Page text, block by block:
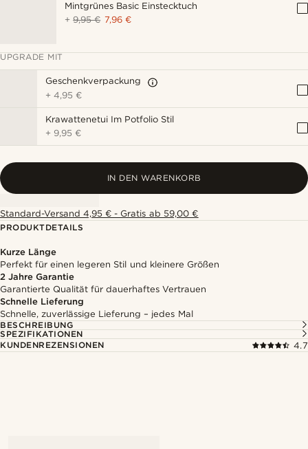
Mintgrünes Basic Einstecktuch
+9,95 € 7,96 €
UPGRADE MIT
Geschenkverpackung
+4,95 €
Krawattenetui Im Potfolio Stil
+ 9,95 €
IN DEN WARENKORB
Standard-Versand 4,95 € - Gratis ab 59,00 €
PRODUKTDETAILS
Kurze Länge
Perfekt für einen legeren Stil und kleinere Größen
2 Jahre Garantie
Garantierte Qualität für dauerhaftes Vertrauen
Schnelle Lieferung
Schnelle, zuverlässige Lieferung – jedes Mal
BESCHREIBUNG
SPEZIFIKATIONEN
KUNDENREZENSIONEN
4.7